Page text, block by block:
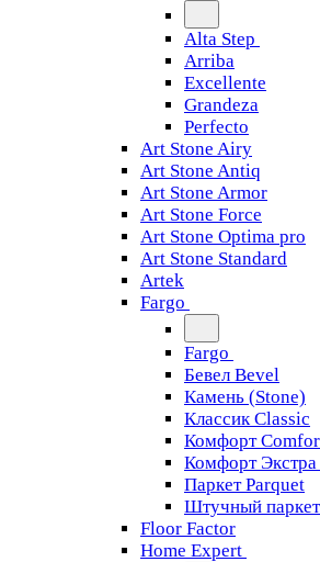
Alta Step
Arriba
Excellente
Grandeza
Perfecto
Art Stone Airy
Art Stone Antiq
Art Stone Armor
Art Stone Force
Art Stone Optima pro
Art Stone Standard
Artek
Fargo
Fargo
Бевел Bevel
Камень (Stone)
Классик Classic
Комфорт
Комфорт
Паркет Parquet
Штучный
Floor Factor
Home Expert